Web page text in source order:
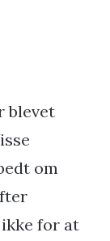
blevet
om
for at